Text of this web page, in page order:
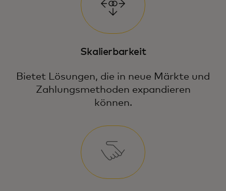
Skalierbarkeit
Bietet Lösungen, die in neue Märkte und
Zahlungsmethoden expandieren
können.